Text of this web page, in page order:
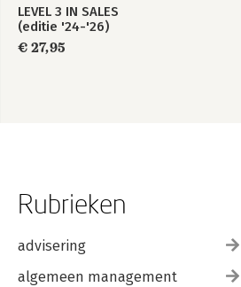
-Gezamenlijk probleem
1. Doorvragen op dat wat je niet begrijpt
2. Inspireren
-Inleiding
-Drietrapsraket
LEVEL 3 IN SALES
(editie '24-'26)
€ 27,95
Rubrieken
advisering
algemeen management